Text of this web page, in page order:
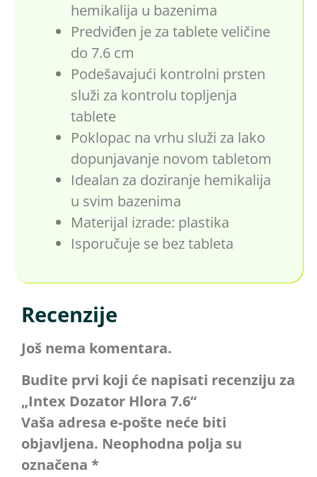
hemikalija u bazenima
Predviđen je za tablete veličine
do 7.6 cm
Podešavajući kontrolni prsten
služi za kontrolu topljenja
tablete
Poklopac na vrhu služi za lako
dopunjavanje novom tabletom
Idealan za doziranje hemikalija
u svim bazenima
Materijal izrade: plastika
Isporučuje se bez tableta
Recenzije
Još nema komentara.
Budite prvi koji će napisati recenziju za
„Intex Dozator Hlora 7.6“
Vaša adresa e-pošte neće biti
objavljena. Neophodna polja su
označena *